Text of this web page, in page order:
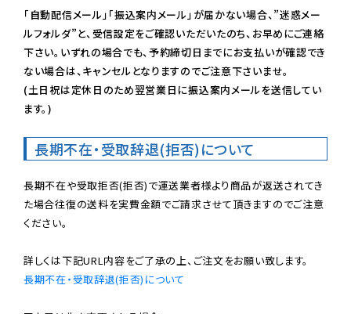
「自動配信メール」「振込案内メール」が届かない場合、”迷惑メー
ルフォルダ”と、受信設定をご確認いただいたのち、お早めにご連絡
下さい。いずれの場合でも、予約締切日までにお支払いが確認でき
ない場合は、キャンセルとなりますのでご注意下さいませ。
(土日祝は定休日のため翌営業日に振込案内メールを送信してい
ます。)
長期不在・受取辞退(拒否)について
長期不在や受取拒否(拒否)で運送業者様より商品が返送されてき
た場合往復の送料を実費金額でご請求させて頂きますのでご注意
ください。
長期不在・受取辞退(拒否)について